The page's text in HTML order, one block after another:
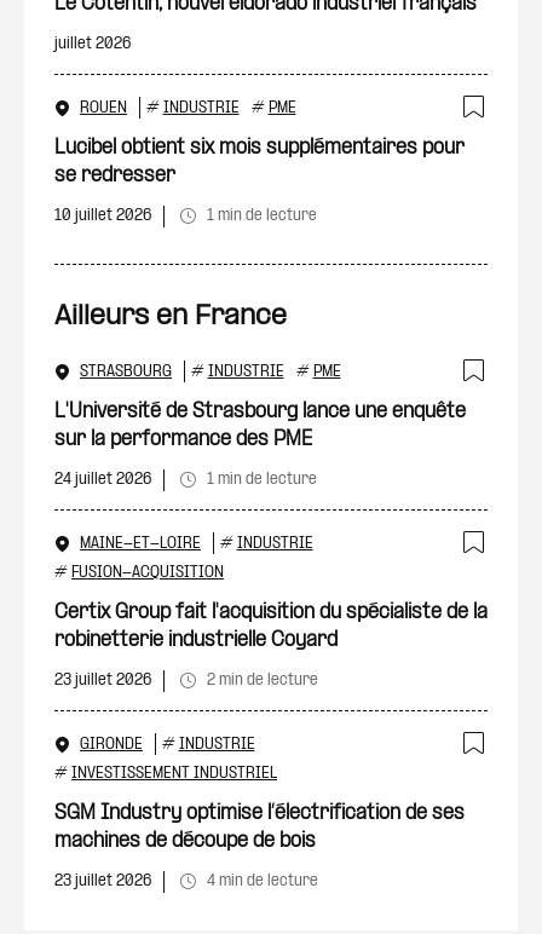
Le Cotentin, nouvel eldorado industriel français
juillet 2026
ROUEN # INDUSTRIE # PME
Lucibel obtient six mois supplémentaires pour
se redresser
10 juillet 2026 1 min de lecture
Ailleurs en France
STRASBOURG # INDUSTRIE # PME
L'Université de Strasbourg lance une enquête
sur la performance des PME
24 juillet 2026 1 min de lecture
MAINE-ET-LOIRE # INDUSTRIE
# FUSION-ACQUISITION
Certix Group fait l'acquisition du spécialiste de la
robinetterie industrielle Coyard
23 juillet 2026 2 min de lecture
GIRONDE # INDUSTRIE
# INVESTISSEMENT INDUSTRIEL
SGM Industry optimise l’électrification de ses
machines de découpe de bois
23 juillet 2026 4 min de lecture